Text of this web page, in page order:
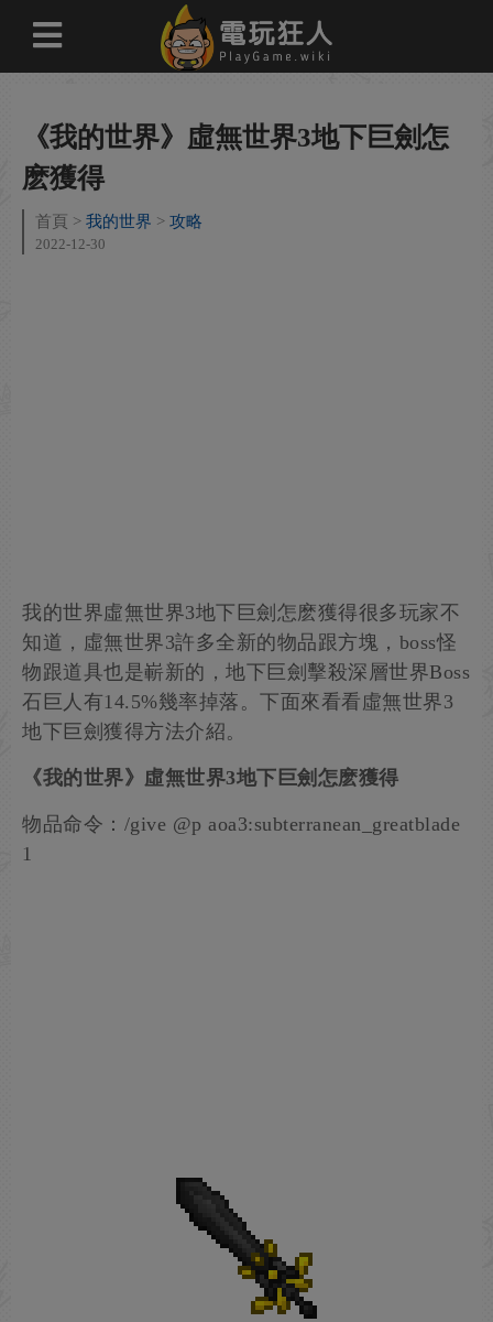
《我的世界》虛無世界3地下巨劍怎
麽獲得
首頁 我的世界 攻略
2022-12-30
我的世界虛無世界3地下巨劍怎麽獲得很多玩家不
知道，虛無世界3許多全新的物品跟方塊，boss怪
物跟道具也是嶄新的，地下巨劍擊殺深層世界Boss
石巨人有14.5%幾率掉落。下面來看看虛無世界3
地下巨劍獲得方法介紹。
《我的世界》虛無世界3地下巨劍怎麽獲得
物品命令：/give @p aoa3:subterranean_greatblade
1